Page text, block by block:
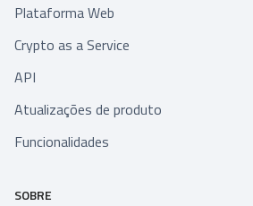
Plataforma Web
Crypto as a Service
API
Atualizações de produto
Funcionalidades
SOBRE